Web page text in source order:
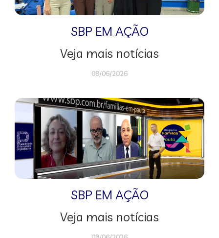
SBP EM AÇÃO
Veja mais notícias
08/06/2026
SBP EM AÇÃO
Veja mais notícias